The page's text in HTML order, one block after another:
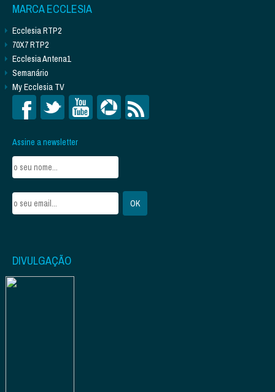
MARCA ECCLESIA
Ecclesia RTP2
70X7 RTP2
Ecclesia Antena1
Semanário
My Ecclesia TV
Assine a newsletter
DIVULGAÇÃO